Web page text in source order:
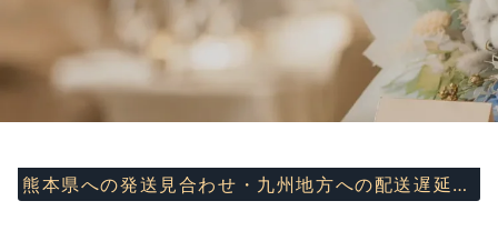
熊本県への発送見合わせ・九州地方への配送遅延について